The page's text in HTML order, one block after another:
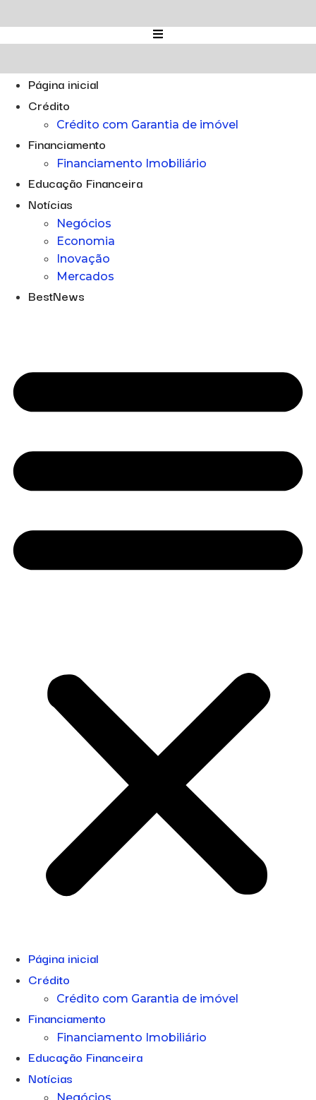
para
o
Página inicial
Crédito
Crédito com Garantia de imóvel
Financiamento
Financiamento Imobiliário
Educação Financeira
Notícias
Negócios
Economia
Inovação
Mercados
BestNews
Página inicial
Crédito
Crédito com Garantia de imóvel
Financiamento
Financiamento Imobiliário
Educação Financeira
Notícias